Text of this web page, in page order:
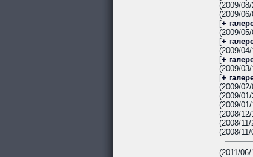
(2009/
(2009/
[+
(2009/
[+
(2009/
[+
(2009/
[+
(2009/
(2009/
(2009/
(2008/
(2008/11/
(2008/11/
(2011/06/